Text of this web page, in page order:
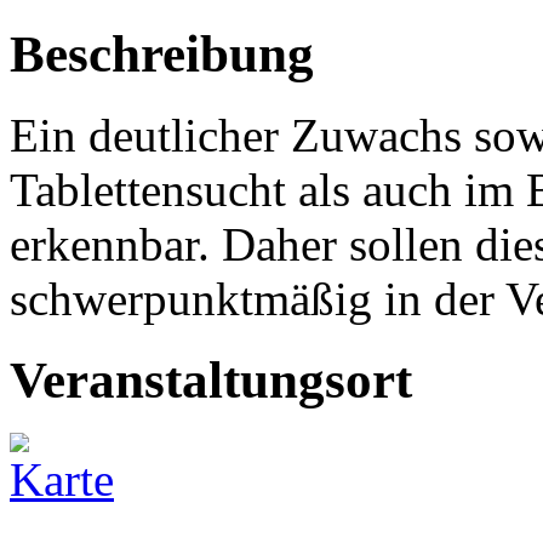
Beschreibung
Ein deutlicher Zuwachs
Tablettensucht als auch im
erkennbar. Daher sollen
schwerpunktmäßig in der
Veranstaltungsort